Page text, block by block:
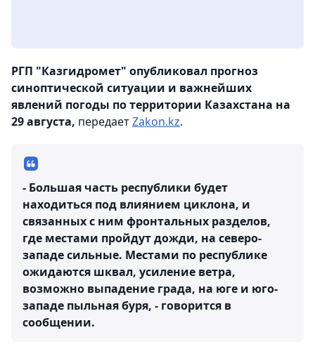
РГП "Казгидромет" опубликовал прогноз
синоптической ситуации и важнейших
явлений погоды по территории Казахстана на
29 августа, передаетZakon.kz.
- Большая часть республики будет
находиться под влиянием циклона, и
связанных с ним фронтальных разделов,
где местами пройдут дожди, на северо-
западе сильные. Местами по республике
ожидаются шквал, усиление ветра,
возможно выпадение града, на юге и юго-
западе пыльная буря, - говорится в
сообщении.